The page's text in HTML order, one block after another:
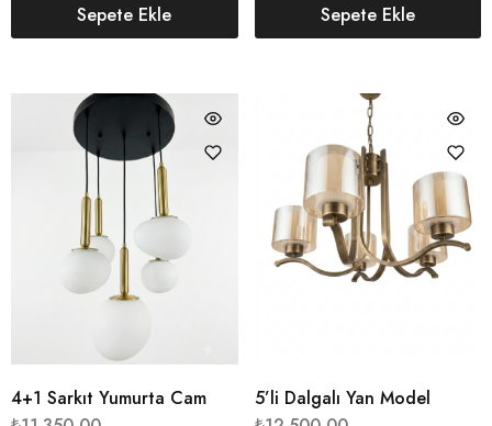
Sepete Ekle Sepete Ekle
4+1 Sarkıt Yumurta Cam
5’li Dalgalı Yan Model